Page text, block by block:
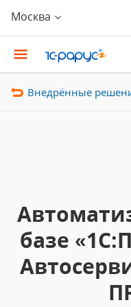
Москва
Внедрённые
базе